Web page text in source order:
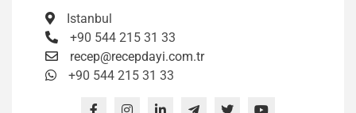
Istanbul
+90 544 215 31 33
recep@recepdayi.com.tr
+90 544 215 31 33